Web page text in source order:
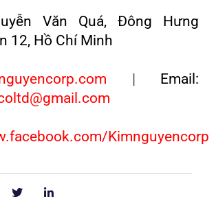
Văn Quá, Đông Hưng
12, Hồ Chí Minh
| Email:
Kimnguyencorp